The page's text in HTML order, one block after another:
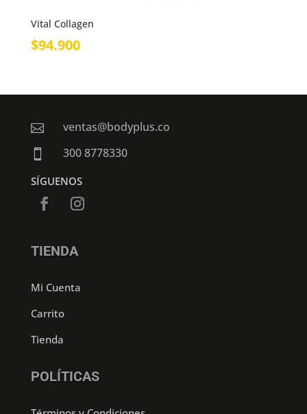
Vital Collagen
$94.900
 ventas@bodyplus.co
 300 8778330
SÍGUENOS
TIENDA
Mi Cuenta
Carrito
Tienda
POLÍTICAS